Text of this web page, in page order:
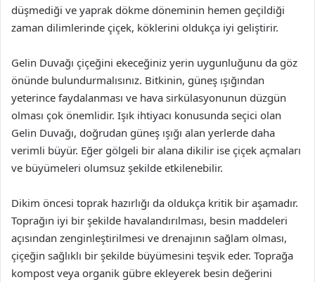
düşmediği ve yaprak dökme döneminin hemen geçildiği
zaman dilimlerinde çiçek, köklerini oldukça iyi geliştirir.
Gelin Duvağı çiçeğini ekeceğiniz yerin uygunluğunu da göz
önünde bulundurmalısınız. Bitkinin, güneş ışığından
yeterince faydalanması ve hava sirkülasyonunun düzgün
olması çok önemlidir. Işık ihtiyacı konusunda seçici olan
Gelin Duvağı, doğrudan güneş ışığı alan yerlerde daha
verimli büyür. Eğer gölgeli bir alana dikilir ise çiçek açmaları
ve büyümeleri olumsuz şekilde etkilenebilir.
Dikim öncesi toprak hazırlığı da oldukça kritik bir aşamadır.
Toprağın iyi bir şekilde havalandırılması, besin maddeleri
açısından zenginleştirilmesi ve drenajının sağlam olması,
çiçeğin sağlıklı bir şekilde büyümesini teşvik eder. Toprağa
kompost veya organik gübre ekleyerek besin değerini